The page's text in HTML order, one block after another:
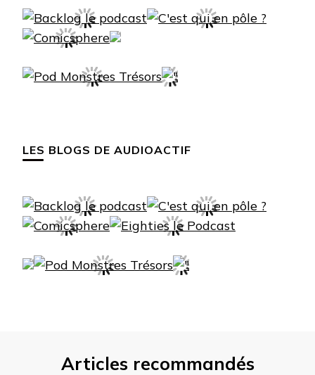
LES BLOGS DE AUDIOACTIF
Articles recommandés